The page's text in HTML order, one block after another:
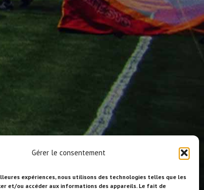
Gérer le consentement
expériences, nous utilisons des technologies telles que les
et/ou accéder aux informations des appareils. Le fait de